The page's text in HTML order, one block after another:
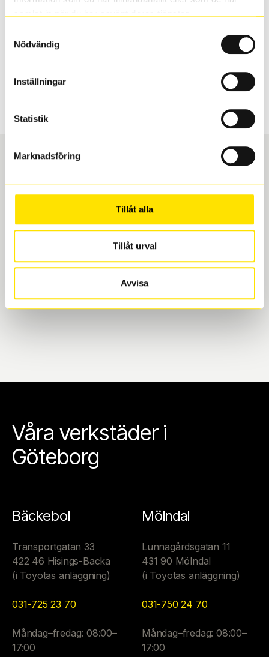
Nödvändig
Inställningar
Statistik
Marknadsföring
Tillåt alla
Tillåt urval
Avvisa
inte vara samma dimension som bilen hade ut från
Boka och hämta hos Däckspecialen
När du beställer dina nya däck eller fälgar hos oss
levereras de direkt till någon av våra däckverkstäder i
Göteborg. Välj mellan Hisingen (Bäckebol) eller
Mölndal. I beställningen anger du datum och tid för
vi till att de uppfyller alla krav för en säker körning.
Våra verkstäder i
Göteborg
Bäckebol
Transportgatan 33
422 46 Hisings-Backa
(i Toyotas anläggning)
031-725 23 70
Måndag–fredag: 08:00–
17:00
Mölndal
Lunnagårdsgatan 11
431 90 Mölndal
(i Toyotas anläggning)
031-750 24 70
Måndag–fredag: 08:00–
17:00